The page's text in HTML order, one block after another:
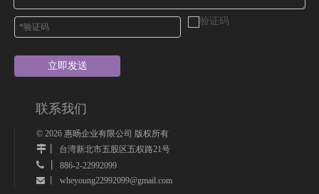
立即发送
联系我们
© 2026 惠旸企业有限公司 版权所有
丨 台湾新北市五股区五权路21号
 丨 886-2-22992099
 丨 wheyoung22992099@gmail.com